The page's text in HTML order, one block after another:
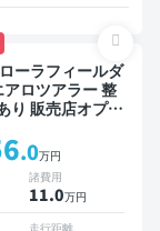
ーラフィールダ
アロツアラー 整
り 販売店オプシ
モニター
.0万円
諸費用
11.0万円
走行距離